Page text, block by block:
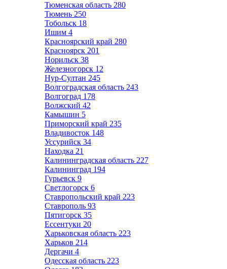
Тюменская область 280
Тюмень 250
Тобольск 18
Ишим 4
Красноярский край 280
Красноярск 201
Норильск 38
Железногорск 12
Нур-Султан 245
Волгоградская область 243
Волгоград 178
Волжский 42
Камышин 5
Приморский край 235
Владивосток 148
Уссурийск 34
Находка 21
Калининградская область 227
Калининград 194
Гурьевск 9
Светлогорск 6
Ставропольский край 223
Ставрополь 93
Пятигорск 35
Ессентуки 20
Харьковская область 223
Харьков 214
Дергачи 4
Одесская область 223